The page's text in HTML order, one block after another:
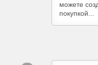
можете
покупкой...